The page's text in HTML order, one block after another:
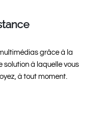
grâce à la
solution à laquelle vous
à tout moment.